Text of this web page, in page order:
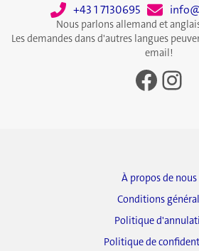
+43 1 7130695
Nous parlons allemand et
Les demandes dans d'autres langues
email!
À propos de nous
Conditions
Politique
Politique de